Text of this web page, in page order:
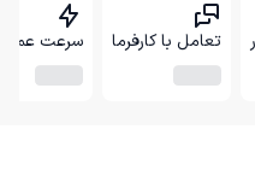
تعامل با کارفرما سرعت عمل